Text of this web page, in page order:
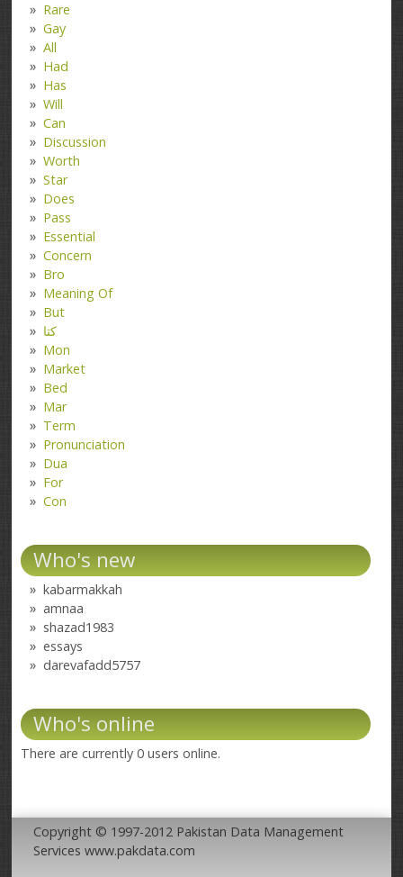
Rare
Gay
All
Had
Has
Will
Can
Discussion
Worth
Star
Does
Pass
Essential
Concern
Bro
Meaning Of
But
کتا
Mon
Market
Bed
Mar
Term
Pronunciation
Dua
For
Con
Who's new
kabarmakkah
amnaa
shazad1983
essays
darevafadd5757
Who's online
There are currently 0 users online.
Copyright © 1997-2012 Pakistan Data Management
Services www.pakdata.com